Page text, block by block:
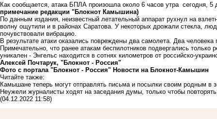
Как сообщается, атака БПЛА произошла около 6 часов утра сегодня, 5
примечание редакции "Блокнот Камышина)
По данным издания, неизвестный летательный аппарат рухнул на
волну ощутили и в районах Саратова. У некоторых дрожали стекла,
почувствовали вибрацию.
В результате атаки оказались повреждены два самолета. Два
Примечательно, что ранее атакам беспилотников подвергались
уникален - Энгельс находится в сотнях километров от российско-
Алексей Почтарук, "Блокнот - Россия"
Фото с портала "Блокнот - Россия" Новости на Блoкнoт-Камышин
Читайте также:
Камышане теперь могут отправлять письма и посылки своим родным в
Неужели журналисты ходят на заседания думы, только чтобы
(04.12.2022 11:58)